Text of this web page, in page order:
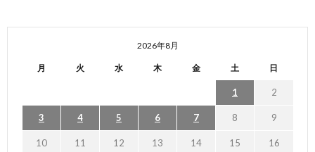
2026年8月
月 火 水 木 金 土 日
1 2
3 4 5 6 7 8 9
10 11 12 13 14 15 16